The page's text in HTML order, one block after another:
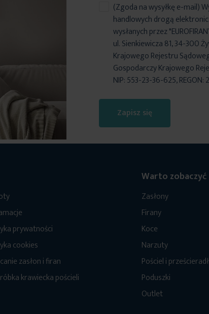
Zapisz się
(Zgoda na wysyłkę e-mail)
handlowych drogą
wysłanych przez
ul. Sienkiewicza 81, 34-300
Krajowego Rejestru
Gospodarczy Krajowego
NIP: 553-23-36-625, REGON:
prywatności
cookies
zasłon i firan
krawiecka pościeli
Warto zobaczyć
Zasłony
Firany
Koce
Narzuty
Pościel i
Poduszki
Outlet